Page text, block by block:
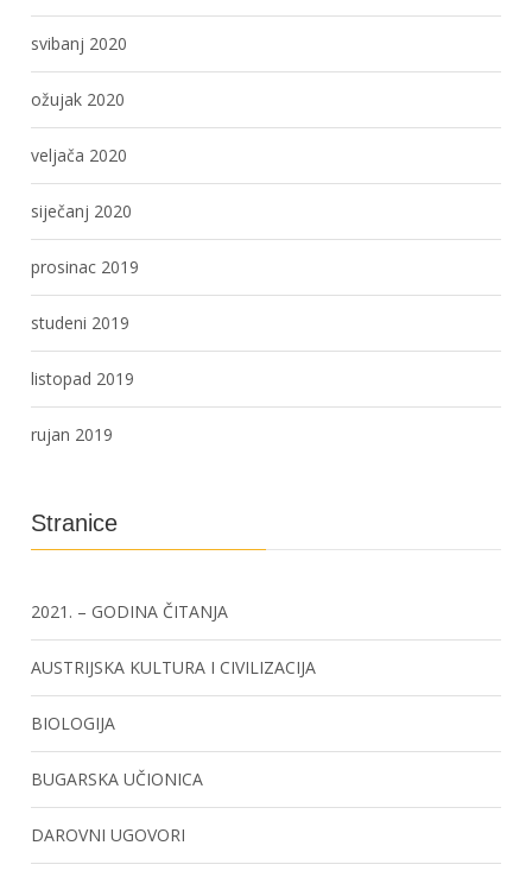
svibanj 2020
ožujak 2020
veljača 2020
siječanj 2020
prosinac 2019
studeni 2019
listopad 2019
rujan 2019
Stranice
2021. – GODINA ČITANJA
AUSTRIJSKA KULTURA I CIVILIZACIJA
BIOLOGIJA
BUGARSKA UČIONICA
DAROVNI UGOVORI